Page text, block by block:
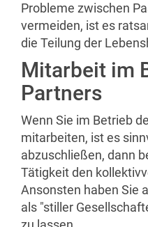
Probleme zwischen
vermeiden, ist es
die Teilung der
Mitarbeit im
Partners
Wenn Sie im Betrieb
mitarbeiten, ist es
abzuschließen, dann
Tätigkeit den
Ansonsten haben Sie
als "stiller